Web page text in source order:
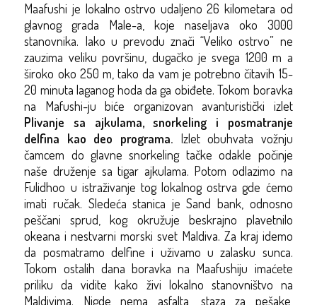
Maafushi je lokalno ostrvo udaljeno 26 kilometara od
glavnog grada Male-a, koje naseljava oko 3000
stanovnika. Iako u prevodu znači “Veliko ostrvo” ne
zauzima veliku površinu, dugačko je svega 1200 m a
široko oko 250 m, tako da vam je potrebno čitavih 15-
20 minuta laganog hoda da ga obiđete. Tokom boravka
na Mafushi-ju biće organizovan avanturistički izlet
Plivanje sa ajkulama, snorkeling i posmatranje
delfina kao deo programa. Izlet obuhvata vožnju
čamcem do glavne snorkeling tačke odakle počinje
naše druženje sa tigar ajkulama. Potom odlazimo na
Fulidhoo u istraživanje tog lokalnog ostrva gde ćemo
imati ručak. Sledeća stanica je Sand bank, odnosno
peščani sprud, kog okružuje beskrajno plavetnilo
okeana i nestvarni morski svet Maldiva. Za kraj idemo
da posmatramo delfine i uživamo u zalasku sunca.
Tokom ostalih dana boravka na Maafushiju imaćete
priliku da vidite kako živi lokalno stanovništvo na
Maldivima. Nigde nema asfalta, staza za pešake,